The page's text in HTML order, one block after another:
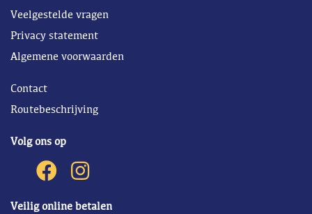
Veelgestelde vragen
Privacy statement
Algemene voorwaarden
Contact
Routebeschrijving
Volg ons op
Veilig online betalen